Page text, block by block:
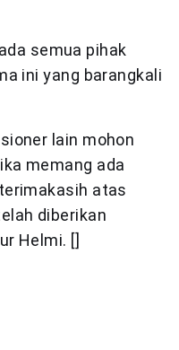
semua pihak
ini yang barangkali
lain mohon
memang ada
atas
diberikan
Helmi. []